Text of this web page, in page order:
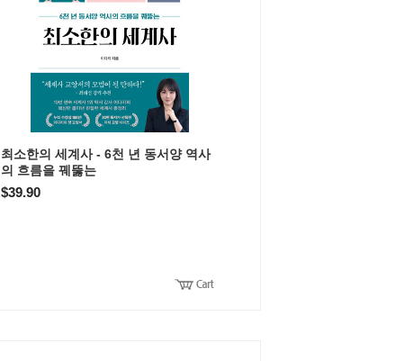
최소한의 세계사 - 6천 년 동서양 역사
의 흐름을 꿰뚫는
$39.90